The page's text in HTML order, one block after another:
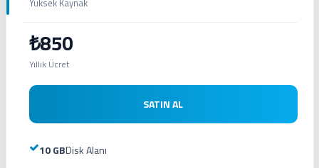
₺850
Yıllık Ücret
SATIN AL
10 GBDisk Alanı